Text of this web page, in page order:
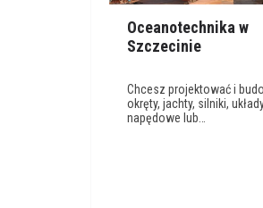
Oceanotechnika w
Szczecinie
Chcesz projektować i
okręty, jachty, silniki,
napędowe lub…